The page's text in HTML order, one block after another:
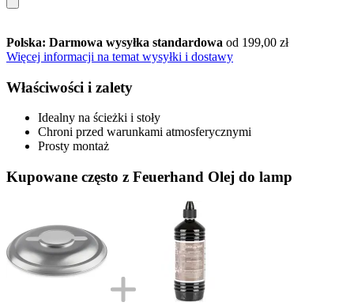
Polska: Darmowa wysyłka standardowa od 199,00 zł
Więcej informacji na temat wysyłki i dostawy
Właściwości i zalety
Idealny na ścieżki i stoły
Chroni przed warunkami atmosferycznymi
Prosty montaż
Kupowane często z Feuerhand Olej do lamp